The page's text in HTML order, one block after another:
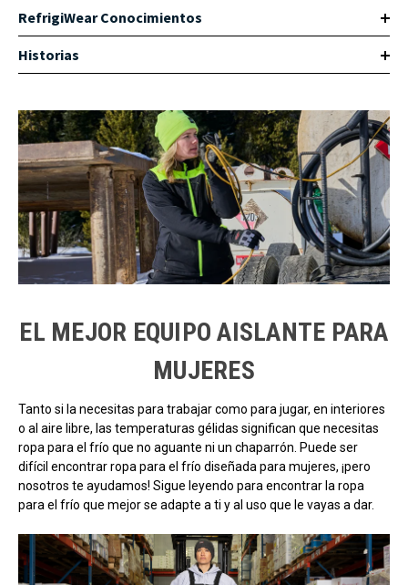
RefrigiWear Conocimientos
Historias
EL MEJOR EQUIPO AISLANTE PARA
MUJERES
Tanto si la necesitas para trabajar como para jugar, en interiores
o al aire libre, las temperaturas gélidas significan que necesitas
ropa para el frío que no aguante ni un chaparrón. Puede ser
difícil encontrar ropa para el frío diseñada para mujeres, ¡pero
nosotros te ayudamos! Sigue leyendo para encontrar la ropa
para el frío que mejor se adapte a ti y al uso que le vayas a dar.